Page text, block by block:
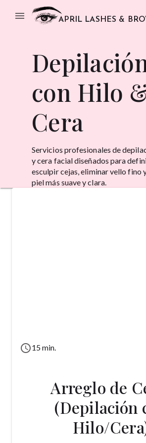
menu APRIL LASHES &
con Hilo
Cera
Servicios profesionales de
y cera facial diseñados para
esculpir cejas, eliminar vello fino
piel más suave y clara.
schedule15 min.
Arreglo de
(Depilación
Hilo/